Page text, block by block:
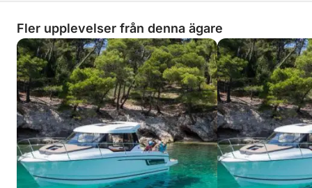
Fler upplevelser från denna ägare